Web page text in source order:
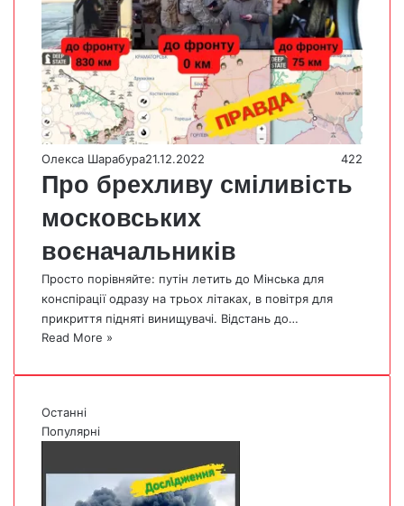
Олекса Шарабура21.12.2022 422
Про брехливу сміливість
московських
воєначальників
Просто порівняйте: путін летить до Мінська для
конспірації одразу на трьох літаках, в повітря для
прикриття підняті винищувачі. Відстань до…
Read More »
Останні
Популярні